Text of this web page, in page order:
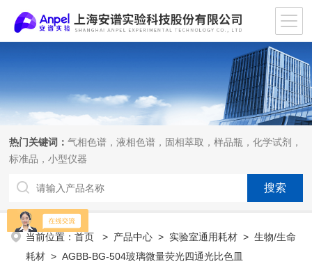
热门关键词：气相色谱，液相色谱，固相萃取，样品瓶，化学试剂，
标准品，小型仪器
当前位置：首页 > 产品中心 > 实验室通用耗材 >生物/生命
耗材 > AGBB-BG-504玻璃微量荧光四通光比色皿